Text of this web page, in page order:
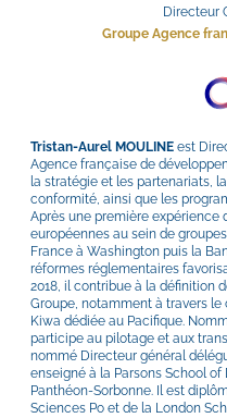
Directeur
Groupe Agence
Tristan-Aurel MOULINE est
Agence française de
la stratégie et les partenariats,
conformité, ainsi que les
Après une première expérience
européennes au sein de
France à Washington puis la
réformes réglementaires
2018, il contribue à la définition
Groupe, notamment à travers le
Kiwa dédiée au Pacifique.
participe au pilotage et aux
nommé Directeur général
enseigné à la Parsons School of
Panthéon-Sorbonne. Il est
Sciences Po et de la London